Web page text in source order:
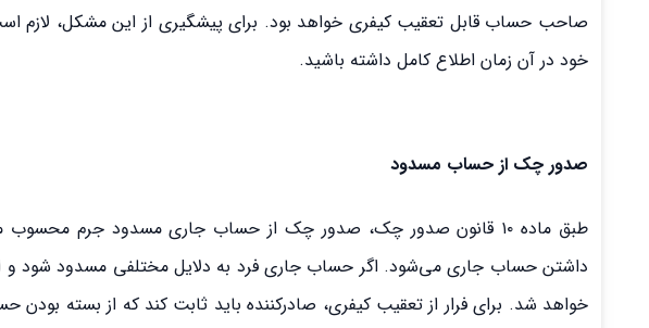
صاحب حساب قابل تعقیب کیفری خواهد بود. برای پیشگیری از این مشکل،
خود در آن زمان اطلاع کامل داشته باشید.
صدور چک از حساب مسدود
طبق ماده ۱۰ قانون صدور چک، صدور چک از حساب جاری مسدود جرم
داشتن حساب جاری می‌شود. اگر حساب جاری فرد به دلایل مختلفی مسدود شود و
خواهد شد. برای فرار از تعقیب کیفری، صادرکننده باید ثابت کند که از بسته